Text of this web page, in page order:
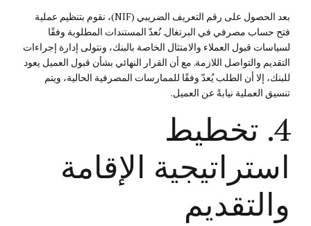
بعد الحصول على رقم التعريف الضريبي (NIF)، نقوم بتنظيم عملية
فتح حساب مصرفي في البرتغال. نُعدّ المستندات المطلوبة وفقًا
لسياسات قبول العملاء والامتثال الخاصة بالبنك، ونتولى إدارة إجراءات
التقديم والتواصل اللازمة. مع أن القرار النهائي بشأن قبول العميل يعود
للبنك، إلا أن الطلب يُعدّ وفقًا للممارسات المصرفية الحالية، ويتم
تنسيق العملية نيابةً عن العميل.
4. تخطيط
استراتيجية الإقامة
والتقديم